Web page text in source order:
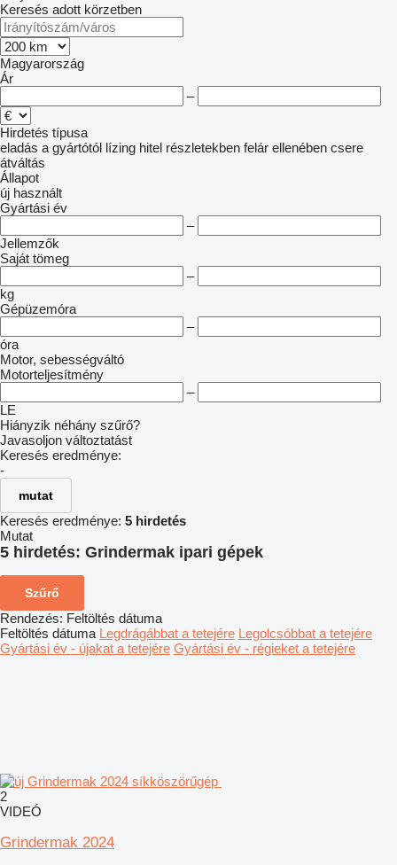
Keresés adott körzetben
Magyarország
Ár
–
Hirdetés típusa
eladás a gyártótól lízing hitel részletekben felár ellenében csere
átváltás
Állapot
új használt
Gyártási év
–
Jellemzők
Saját tömeg
–
kg
Gépüzemóra
–
óra
Motor, sebességváltó
Motorteljesítmény
–
LE
Hiányzik néhány szűrő?
Javasoljon változtatást
Keresés eredménye:
-
mutat
Keresés eredménye: 5 hirdetés
Mutat
5 hirdetés: Grindermak ipari gépek
Szűrő
Rendezés: Feltöltés dátuma
Feltöltés dátuma Legdrágábbat a tetejére Legolcsóbbat a tetejére
Gyártási év - újakat a tetejére Gyártási év - régieket a tetejére
2
VIDEÓ
Grindermak 2024